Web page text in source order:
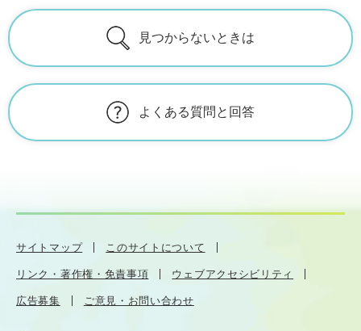
見つからないときは
よくある質問と回答
サイトマップ このサイトについて
リンク・著作権・免責事項 ウェブアクセシビリティ
広告募集 ご意見・お問い合わせ